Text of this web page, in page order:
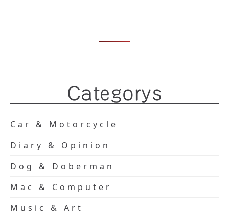
Categorys
Car & Motorcycle
Diary & Opinion
Dog & Doberman
Mac & Computer
Music & Art